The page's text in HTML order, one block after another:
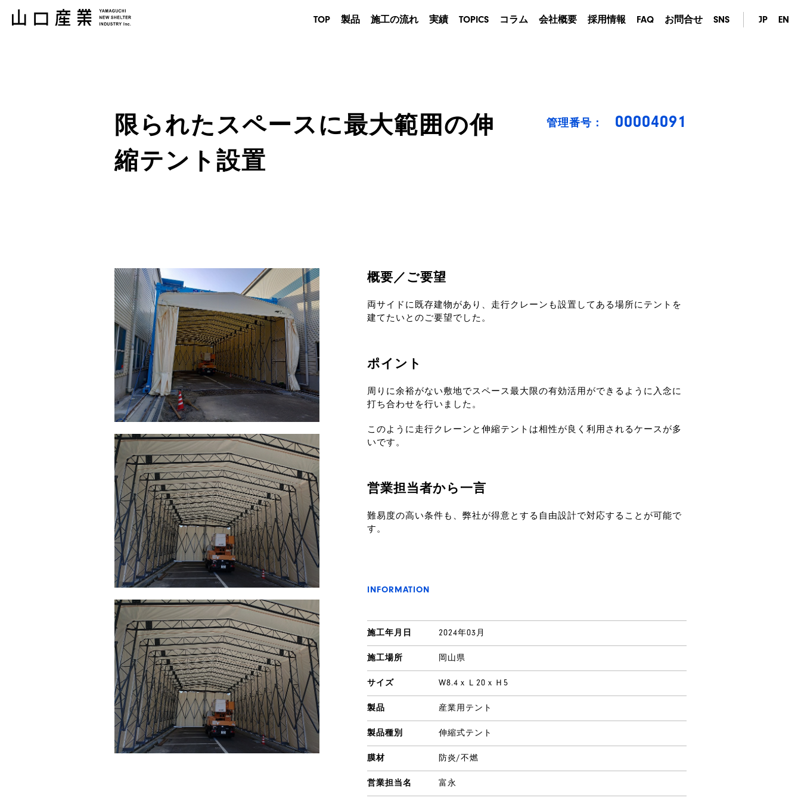
TOP 製品
商業用
イベントテント
施工の流れ 実績 TOPICS コラム 会社概要 採用情報 FAQ お問合せ SNS JP EN
限られたスペースに最大範囲の伸
縮テント設置
管理番号： 00004091
概要／ご要望
両サイドに既存建物があり、走行クレーンも設置してある場所にテントを
建てたいとのご要望でした。
ポイント
周りに余裕がない敷地でスペース最大限の有効活用ができるように入念に
打ち合わせを行いました。
このように走行クレーンと伸縮テントは相性が良く利用されるケースが多
いです。
営業担当者から一言
難易度の高い条件も、弊社が得意とする自由設計で対応することが可能で
す。
INFORMATION
施工年月日 2024年03月
施工場所 岡山県
サイズ W8.4ｘＬ20ｘＨ5
製品 産業用テント
製品種別 伸縮式テント
膜材 防炎/不燃
営業担当名 富永